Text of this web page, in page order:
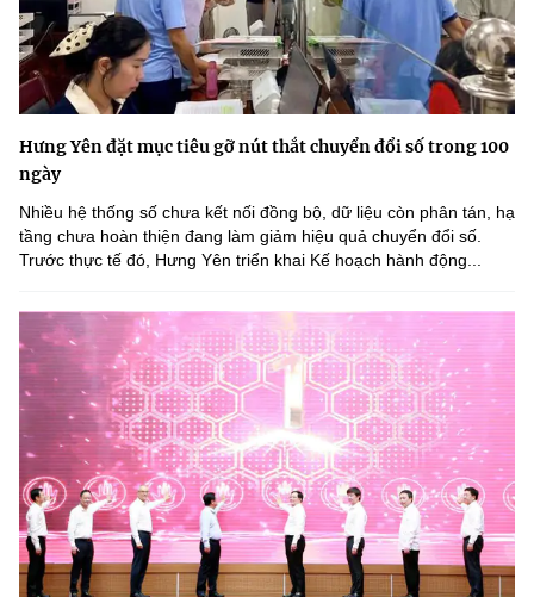
Hưng Yên đặt mục tiêu gỡ nút thắt chuyển đổi số trong 100
ngày
Nhiều hệ thống số chưa kết nối đồng bộ, dữ liệu còn phân tán, hạ
tầng chưa hoàn thiện đang làm giảm hiệu quả chuyển đổi số.
Trước thực tế đó, Hưng Yên triển khai Kế hoạch hành động...